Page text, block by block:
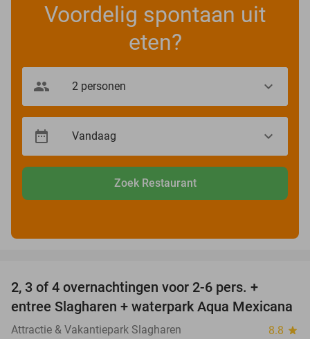
Voordelig spontaan uit
eten?
Zoek Restaurant
2, 3 of 4 overnachtingen voor 2-6 pers. +
entree Slagharen + waterpark Aqua Mexicana
Attractie & Vakantiepark Slagharen 8.8 star